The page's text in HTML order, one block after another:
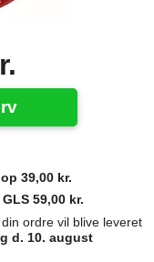
39,00 kr.
59,00 kr.
ordre vil blive leveret
d. 10. august